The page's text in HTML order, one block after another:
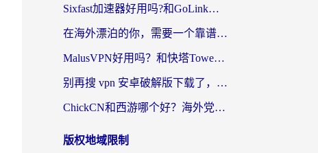
Sixfast加速器好用吗?和GoLink加速器对比哪个回国效果更好?海外党亲测实用指南
在海外漂泊的你，需要一个靠谱的“回国机场”
MalusVPN好用吗？和快塔TowerFastVPN对比哪个回国效果更好？海外党亲测实用指南
别再搜 vpn 安卓破解版下载了，海外党回国上网的正确姿势在这里
ChickCN和西游哪个好？海外党2026亲测回国加速器选择指南（附expressvpn中国对比）
版权地域限制